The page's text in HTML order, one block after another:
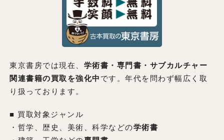
東京書房では現在、 学術書・専門書・サブカルチャー
関連書籍の買取を強化中 です。年代を問わず幅広く取
り扱っております。
■ 買取対象ジャンル
・哲学、歴史、美術、科学などの学術書